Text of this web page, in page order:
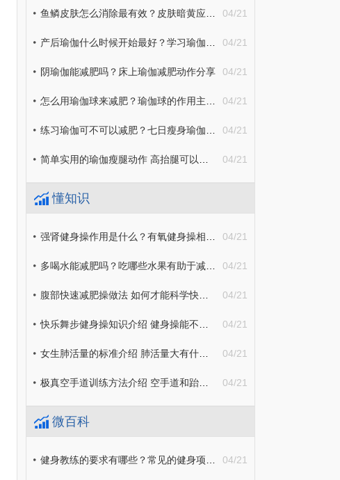
04/21
鱼鳞皮肤怎么消除最有效？皮肤暗黄应该怎么办？
04/21
产后瑜伽什么时候开始最好？学习瑜伽的好处有哪些？
04/21
阴瑜伽能减肥吗？床上瑜伽减肥动作分享
04/21
怎么用瑜伽球来减肥？瑜伽球的作用主要是什么？
04/21
练习瑜伽可不可以减肥？七日瘦身瑜伽介绍
04/21
简单实用的瑜伽瘦腿动作 高抬腿可以帮助瘦腿吗？
懂知识
04/21
强肾健身操作用是什么？有氧健身操相关知识介绍
04/21
多喝水能减肥吗？吃哪些水果有助于减肥？
04/21
腹部快速减肥操做法 如何才能科学快速减肥腹部赘肉？
04/21
快乐舞步健身操知识介绍 健身操能不能减肥？
04/21
女生肺活量的标准介绍 肺活量大有什么好处？
04/21
极真空手道训练方法介绍 空手道和跆拳道的区别有哪些？
微百科
04/21
健身教练的要求有哪些？常见的健身项目有哪些？